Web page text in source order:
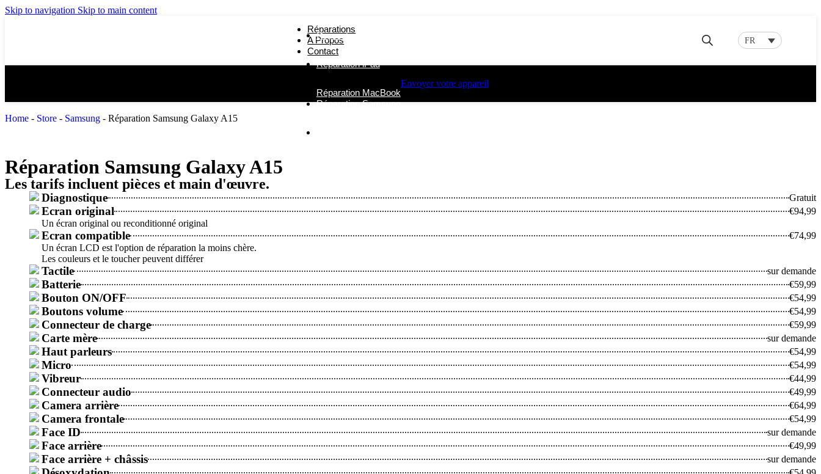
Skip to navigation Skip to main content
Réparations
A Propos
Contact
FR
Réparation iPhone
Réparation iPad
Réparation MacBook
Réparation Samsung
Envoyer votre appareil
Home - Store - Samsung - Réparation Samsung Galaxy A15
Réparation Samsung Galaxy A15
Les tarifs incluent pièces et main d'œuvre.
Diagnostique Gratuit
Ecran original
€94,99
Un écran original ou reconditionné original
Ecran compatible
€74,99
Un écran LCD est l'option de réparation la moins chère.
Les couleurs et le toucher peuvent différer
Tactile sur demande
Batterie €59,99
Bouton ON/OFF €54,99
Boutons volume €54,99
Connecteur de charge €59,99
Carte mère sur demande
Haut parleurs €54,99
Micro €54,99
Vibreur €44,99
Connecteur audio €49,99
Camera arrière €64,99
Camera frontale €54,99
Face ID sur demande
Face arrière €49,99
Face arrière + châssis sur demande